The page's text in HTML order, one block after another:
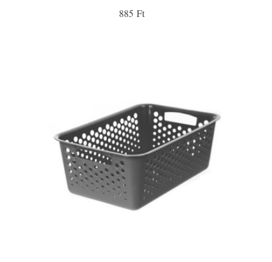
885 Ft